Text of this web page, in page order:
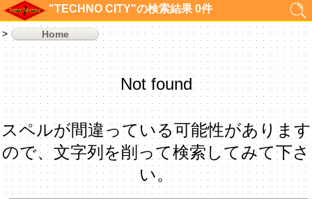
"TECHNO CITY"の検索結果 0件
Home
Not found
スペルが間違っている可能性があります
ので、文字列を削って検索してみて下さ
い。